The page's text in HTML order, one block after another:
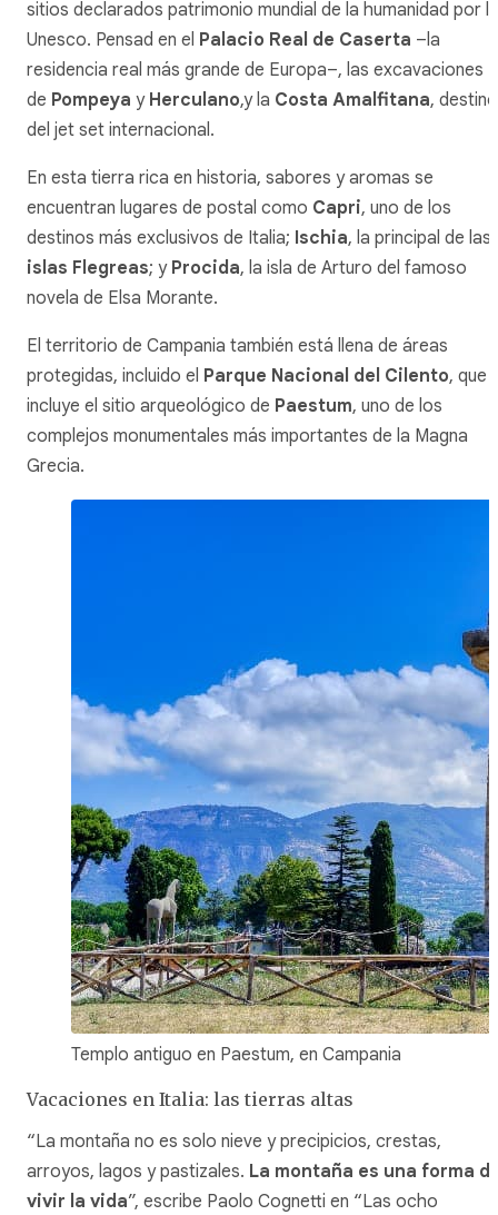
sitios declarados patrimonio mundial de la humanidad por la
Unesco. Pensad en el Palacio Real de Caserta –la
residencia real más grande de Europa–, las excavaciones
de Pompeya y Herculano,y la Costa Amalfitana, destino
del jet set internacional.
En esta tierra rica en historia, sabores y aromas se
encuentran lugares de postal como Capri, uno de los
destinos más exclusivos de Italia; Ischia, la principal de las
islas Flegreas; y Procida, la isla de Arturo del famoso
novela de Elsa Morante.
El territorio de Campania también está llena de áreas
protegidas, incluido el Parque Nacional del Cilento, que
incluye el sitio arqueológico de Paestum, uno de los
complejos monumentales más importantes de la Magna
Grecia.
Templo antiguo en Paestum, en Campania
Vacaciones en Italia: las tierras altas
“La montaña no es solo nieve y precipicios, crestas,
arroyos, lagos y pastizales. La montaña es una forma
vivir la vida”, escribe Paolo Cognetti en “Las ocho